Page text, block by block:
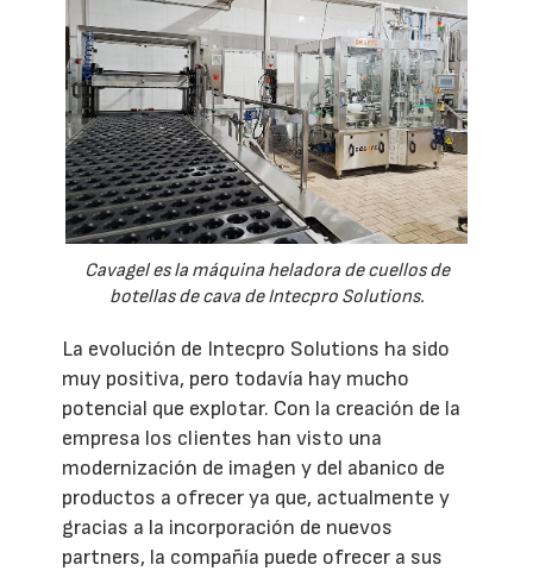
Cavagel es la máquina heladora de cuellos de
botellas de cava de Intecpro Solutions.
La evolución de Intecpro Solutions ha sido
muy positiva, pero todavía hay mucho
potencial que explotar. Con la creación de la
empresa los clientes han visto una
modernización de imagen y del abanico de
productos a ofrecer ya que, actualmente y
gracias a la incorporación de nuevos
partners, la compañía puede ofrecer a sus